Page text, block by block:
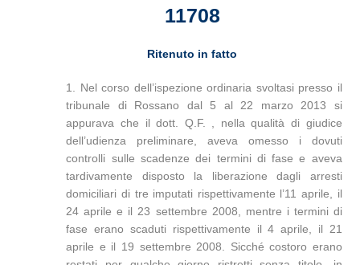
11708
Ritenuto in fatto
1. Nel corso dell’ispezione ordinaria svoltasi presso il
tribunale di Rossano dal 5 al 22 marzo 2013 si
appurava che il dott. Q.F. , nella qualità di giudice
dell’udienza preliminare, aveva omesso i dovuti
controlli sulle scadenze dei termini di fase e aveva
tardivamente disposto la liberazione dagli arresti
domiciliari di tre imputati rispettivamente l’11 aprile, il
24 aprile e il 23 settembre 2008, mentre i termini di
fase erano scaduti rispettivamente il 4 aprile, il 21
aprile e il 19 settembre 2008. Sicché costoro erano